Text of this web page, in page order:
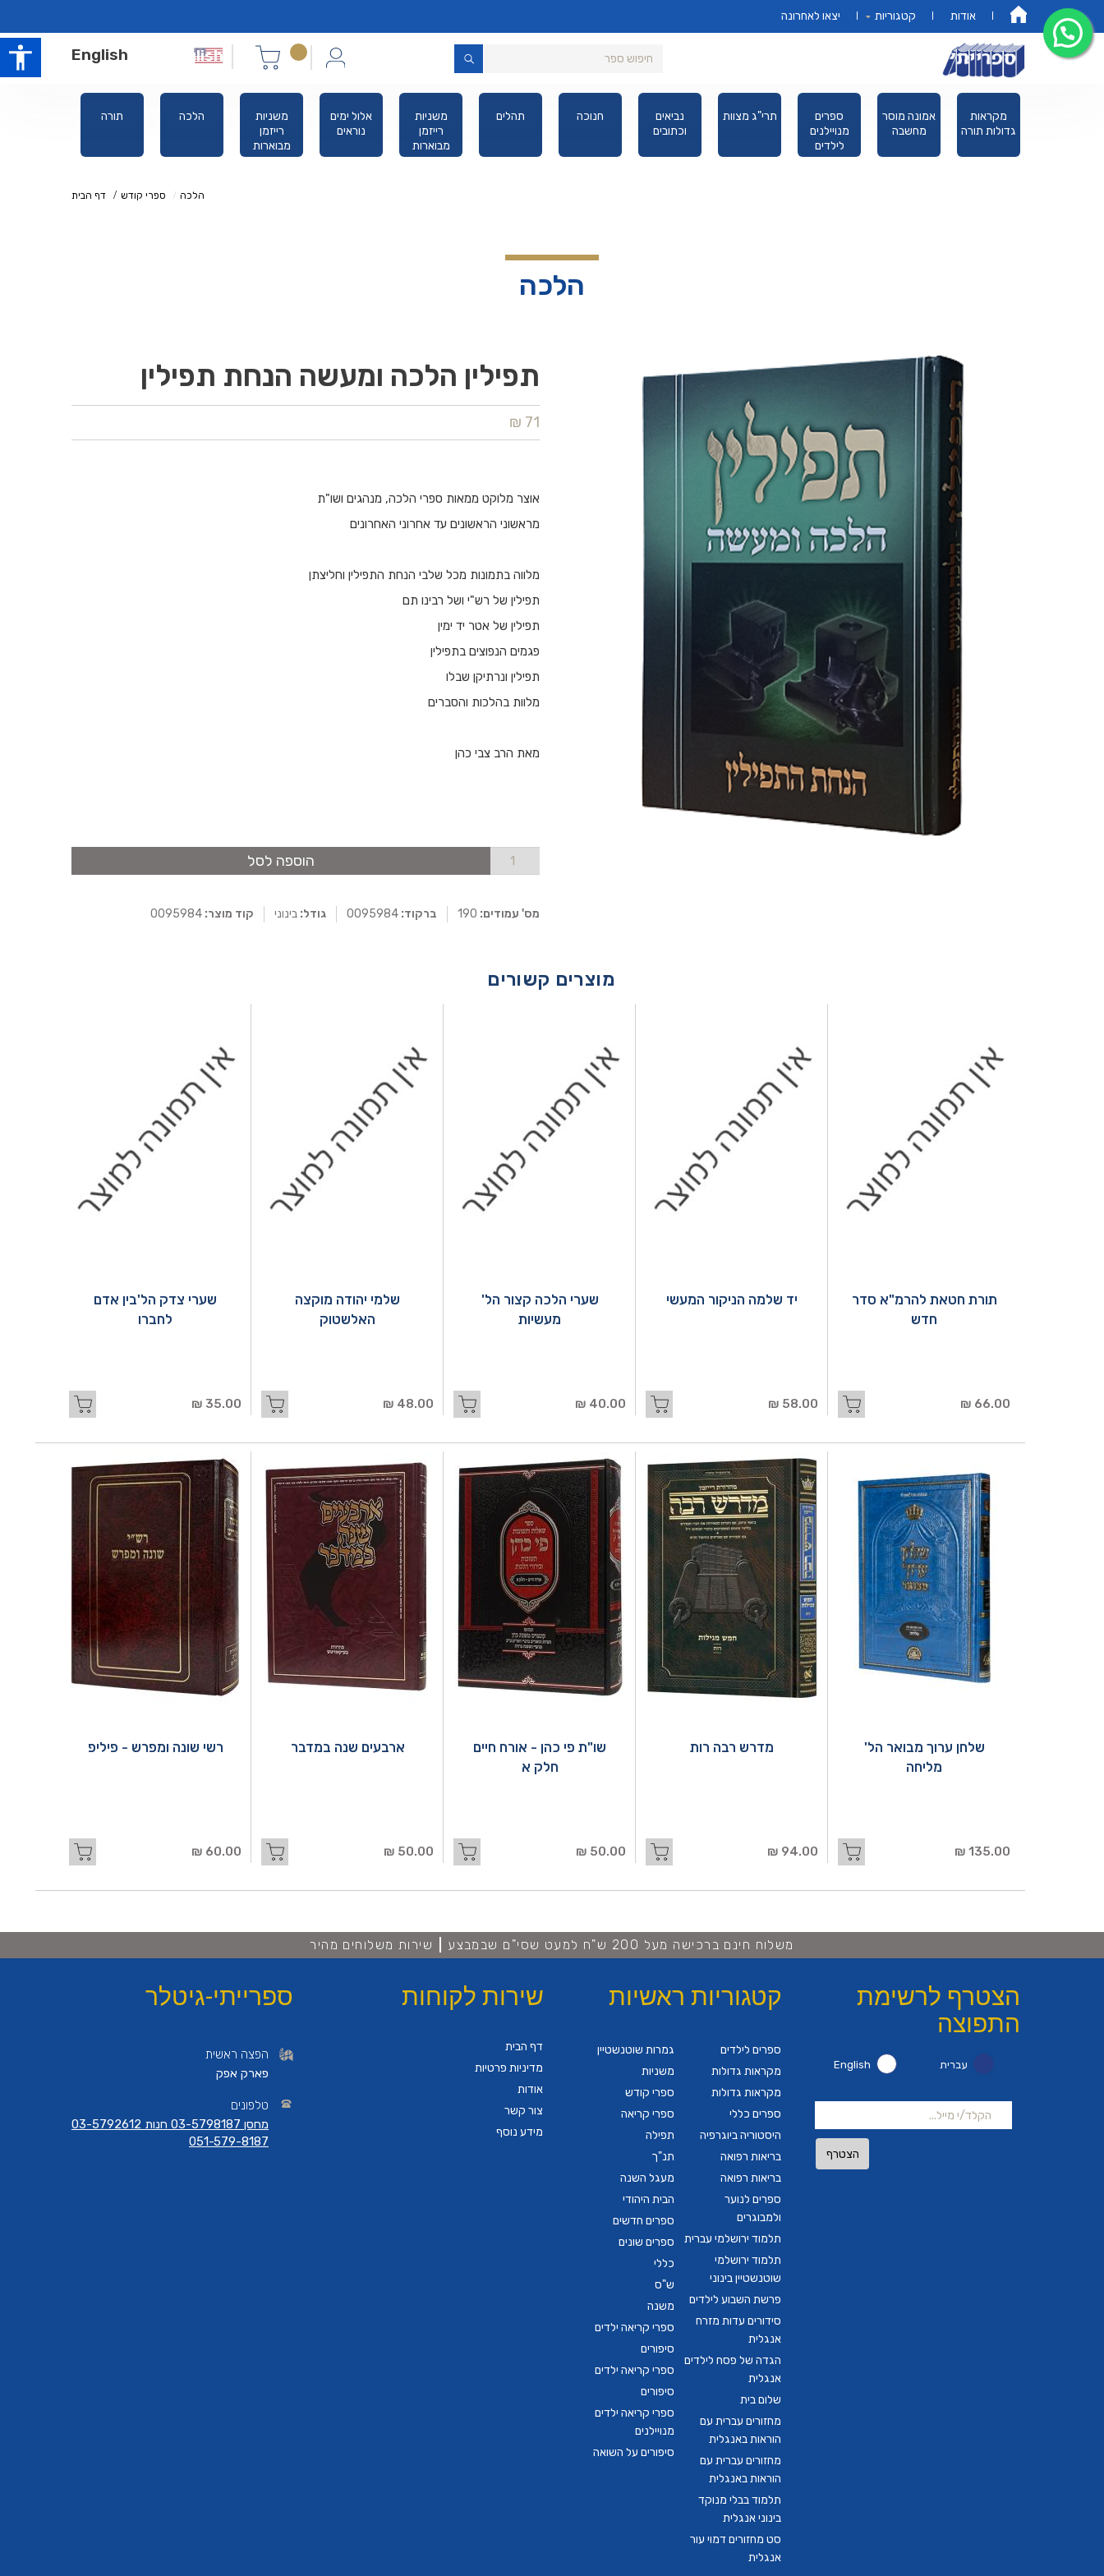
אודות קטגוריות יצאו לאחרונה
English
תורה הלכה
משניות
רייזמן
מבוארות
אלול ימים
נוראים
משניות
רייזמן
מבוארות
מהדורת כיס
תהלים חנוכה
נביאים
וכתובים
תרי"ג מצוות
ספרים
מנויילנים
לילדים
אמונה מוסר
מחשבה
מקראות
גדולות תורה
דף הבית ספרי קודש הלכה
הלכה
תפילין הלכה ומעשה הנחת תפילין
71 ₪
אוצר מלוקט ממאות ספרי הלכה, מנהגים ושו"ת
מראשוני הראשונים עד אחרוני האחרונים
מלווה בתמונות מכל שלבי הנחת התפילין וחליצתן
תפילין של רש"י ושל רבינו תם
תפילין של אטר יד ימין
פגמים הנפוצים בתפילין
תפילין ונרתיקן שבלו
מלוות בהלכות והסברים
מאת הרב צבי כהן
הוספה לסל
מס' עמודים: ברקוד: גודל: בינוני קוד מוצר:
מוצרים קשורים
תורת חטאת להרמ"א סדר
חדש
66.00 ₪
יד שלמה הניקור המעשי
58.00 ₪
שערי הלכה קצור הל'
מעשיות
40.00 ₪
שלמי יהודה מוקצה
האלשטוק
48.00 ₪
שערי צדק הל'בין אדם
לחברו
35.00 ₪
שלחן ערוך מבואר הל'
מליחה
135.00 ₪
מדרש רבה רות
94.00 ₪
שו"ת פי כהן - אורח חיים
חלק א
50.00 ₪
ארבעים שנה במדבר
50.00 ₪
רשי שונה ומפרש - פיליפ
60.00 ₪
משלוח חינם ברכישה מעל 200 ש"ח למעט שסי"ם שבמבצע שירות משלוחים מהיר
ספרייתי-גיטלר
הפצה ראשית
פארק אפק
טלפונים
מחסן 03-5798187 חנות 03-5792612
051-579-8187
הצטרף לרשימת
התפוצה
עברית English
הצטרף
קטגוריות ראשיות
גמרות שוטנשטיין
משניות
ספרי קודש
ספרי קריאה
תפילה
תנ"ך
מעגל השנה
הבית היהודי
ספרים חדשים
ספרים שונים
כללי
ש"ס
משנה
ספרי קריאה ילדים
סיפורים
ספרי קריאה ילדים
סיפורים
ספרי קריאה ילדים
מנויילנים
סיפורים על השואה
ספרים לילדים
מקראות גדולות
מקראות גדולות
ספרים כללי
היסטוריה ביוגרפיה
בריאות רפואה
בריאות רפואה
ספרים לנוער
ולמבוגרים
תלמוד ירושלמי עברית
תלמוד ירושלמי
שוטנשטיין בינוני
פרשת השבוע לילדים
סידורים עדות מזרח
אנגלית
הגדה של פסח לילדים
אנגלית
שלום בית
מחזורים עברית עם
הוראות באנגלית
מחזורים עברית עם
הוראות באנגלית
תלמוד בבלי מנוקד
בינוני אנגלית
סט מחזורים דמוי עור
אנגלית
שירות לקוחות
דף הבית
מדיניות פרטיות
אודות
צור קשר
מידע נוסף